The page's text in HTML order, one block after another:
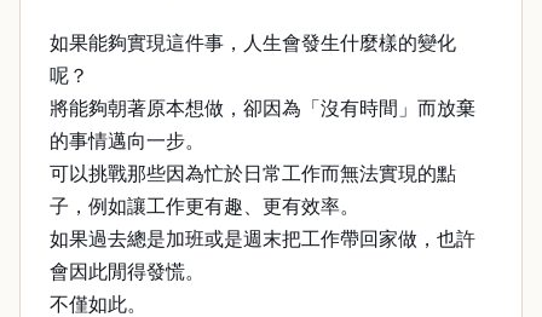
如果能夠實現這件事，人生會發生什麼樣的變化
呢？
將能夠朝著原本想做，卻因為「沒有時間」而放棄
的事情邁向一步。
可以挑戰那些因為忙於日常工作而無法實現的點
子，例如讓工作更有趣、更有效率。
如果過去總是加班或是週末把工作帶回家做，也許
會因此閒得發慌。
不僅如此。